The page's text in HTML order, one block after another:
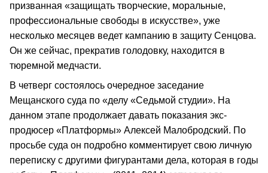
призванная «защищать творческие, моральные,
профессиональные свободы в искусстве», уже
несколько месяцев ведет кампанию в защиту Сенцова.
Он же сейчас, прекратив голодовку, находится в
тюремной медчасти.
В четверг состоялось очередное заседание
Мещанского суда по «делу «Седьмой студии». На
данном этапе продолжает давать показания экс-
продюсер «Платформы» Алексей Малобродский. По
просьбе суда он подробно комментирует свою личную
переписку с другими фигурантами дела, которая в годы